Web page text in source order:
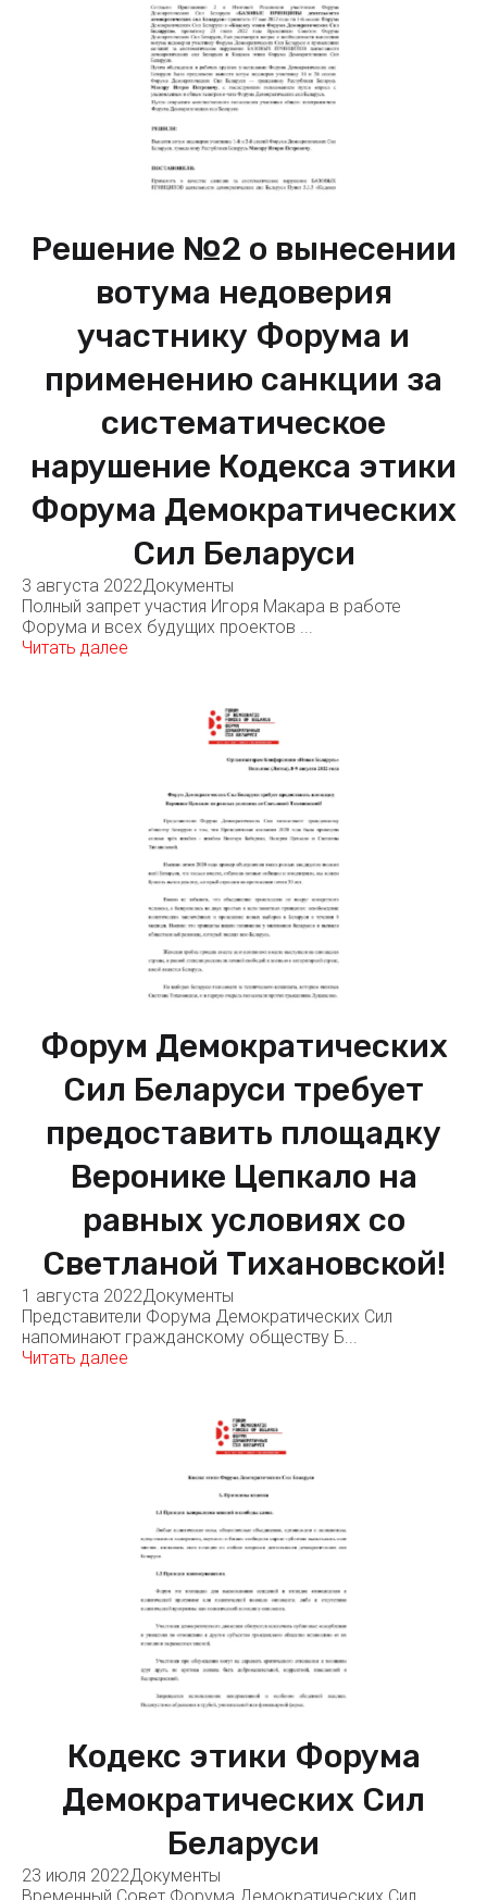
Решение №2 о вынесении
вотума недоверия
участнику Форума и
применению санкции за
систематическое
нарушение Кодекса этики
Форума Демократических
Сил Беларуси
3 августа 2022Документы
Полный запрет участия Игоря Макара в работе
Форума и всех будущих проектов ...
Читать далее
Форум Демократических
Сил Беларуси требует
предоставить площадку
Веронике Цепкало на
равных условиях со
Светланой Тихановской!
1 августа 2022Документы
Представители Форума Демократических Сил
напоминают гражданскому обществу Б...
Читать далее
Кодекс этики Форума
Демократических Сил
Беларуси
23 июля 2022Документы